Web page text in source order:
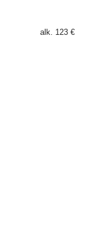
alk. 123 €